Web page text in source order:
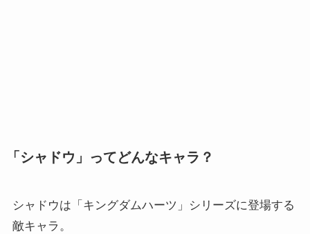
「シャドウ」ってどんなキャラ？
シャドウは「キングダムハーツ」シリーズに登場する
敵キャラ。